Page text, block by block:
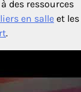
des ressources
en salle et les
.